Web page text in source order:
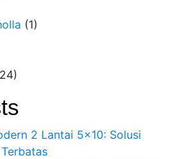
(1)
2 Lantai 5×10: Solusi